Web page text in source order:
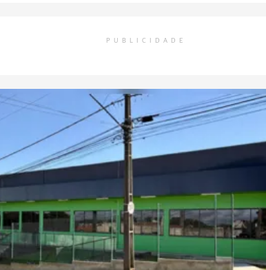
PUBLICIDADE